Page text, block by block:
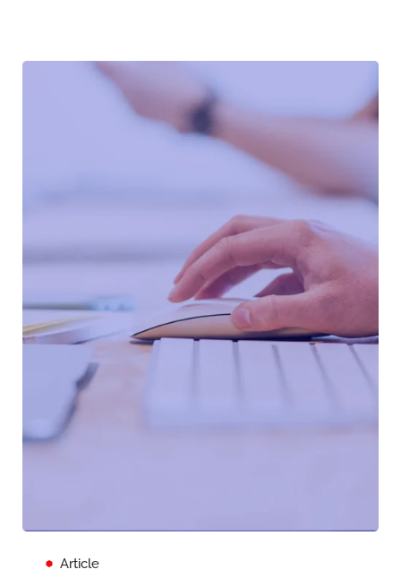
Article